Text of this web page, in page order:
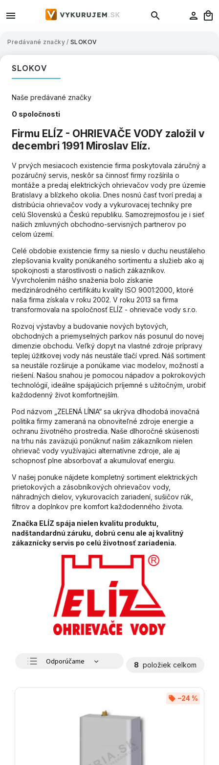
Predávané značky / SLOKOV
SLOKOV
Naše predávané značky
O spoločnosti
Firmu ELÍZ - OHRIEVAČE VODY založil v
decembri 1991 Miroslav Elíz.
V prvých mesiacoch existencie firma poskytovala záručný a
pozáručný servis, neskôr sa činnosť firmy rozšírila o
montáže a predaj elektrických ohrievačov vody pre územie
Bratislavy a blízkeho okolia. Dnes nosnú časť tvorí predaj a
distribúcia ohrievačov vody a vykurovacej techniky pre
celú Slovenskú a Českú republiku. Samozrejmosťou je i sieť
našich zmluvných obchodno-servisných partnerov po
celom území.
Celé obdobie existencie firmy sa nieslo v duchu neustáleho
zlepšovania kvality ponúkaného sortimentu a služieb ako aj
spokojnosti a starostlivosti o našich zákazníkov.
Vyvrcholením nášho snaženia bolo získanie
medzinárodného certifikátu kvality ISO 9001:2000, ktoré
naša firma získala v roku 2002. V roku 2013 sa firma
transformovala na spoločnosť ELÍZ - ohrievače vody s.r.o.
Rozvoj výstavby a budovanie nových bytových,
obchodných a priemyselných parkov nás posunul do novej
dimenzie obchodu. Veľký dopyt na vlastné zdroje prípravy
teplej úžitkovej vody nás neustále tlačí vpred. Náš sortiment
sa neustále rozširuje a ponúkame viac modelov, možností a
riešení. Našou snahou je pomocou nápadov a pokrokových
technológií, ideálne spájajúcich príjemné s užitočným, urobiť
každodenný život komfortnejším.
Pod názvom „ZELENÁ LÍNIA“ sa ukrýva dlhodobá inovačná
politika firmy zameraná na obnoviteľné zdroje energie a
ochranu životného prostredia. Naše dlhoročné skúsenosti
na trhu nás zaväzujú ponúknuť našim zákazníkom nielen
ohrievač vody využívajúci alternatívne zdroje, ale aj
schopnosť plne absorbovať a akumulovať energiu.
V našej ponuke nájdete kompletný sortiment elektrických
prietokových a zásobníkových ohrievačov vody,
náhradných dielov, vykurovacích zariadení, sušičov rúk,
filtrov a doplnkov pre komfort každodenného života.
Značka ELÍZ spája nielen kvalitu produktu,
nadštandardnú záruku, dobrú cenu ale aj kvalitný
zákaznícky servis po celú životnosť zariadenia.
Odporúčame
8 položiek celkom
–24 %